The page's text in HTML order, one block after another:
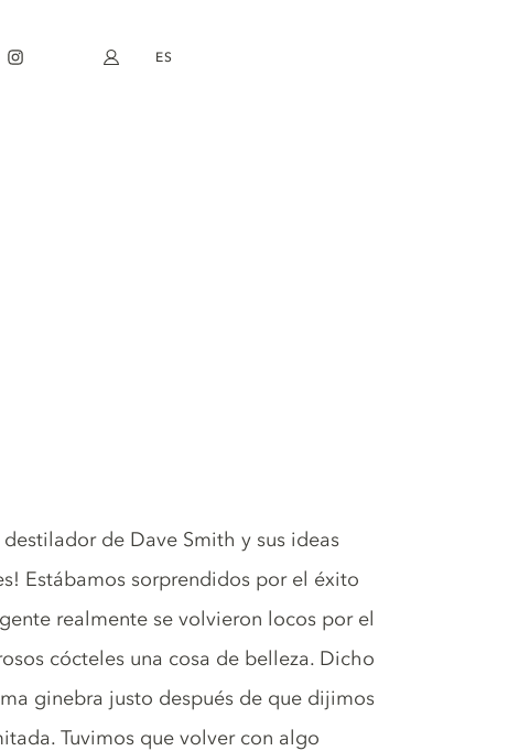
Mi cuenta
ES
de Dave Smith y sus ideas
Estábamos sorprendidos por el éxito
realmente se volvieron locos por el
cócteles una cosa de belleza. Dicho
ginebra justo después de que dijimos
Tuvimos que volver con algo